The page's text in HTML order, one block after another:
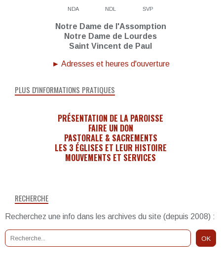
RECHERCHE
Recherchez une info dans les archives du site (depuis 2008) :
NDA NDL SVP
Notre Dame de l'Assomption
Notre Dame de Lourdes
Saint Vincent de Paul
► Adresses et heures d'ouverture
PLUS D'INFORMATIONS PRATIQUES
PRÉSENTATION DE LA PAROISSE
FAIRE UN DON
PASTORALE & SACREMENTS
LES 3 ÉGLISES ET LEUR HISTOIRE
MOUVEMENTS ET SERVICES